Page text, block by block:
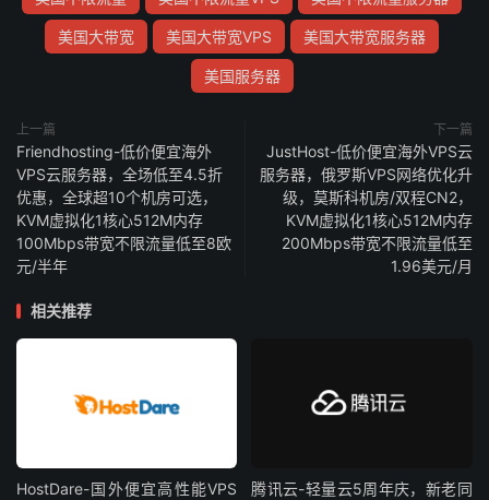
美国大带宽 美国大带宽VPS 美国大带宽服务器
美国服务器
上一篇
Friendhosting-低价便宜海外
VPS云服务器，全场低至4.5折
优惠，全球超10个机房可选，
KVM虚拟化1核心512M内存
100Mbps带宽不限流量低至8欧
元/半年
下一篇
JustHost-低价便宜海外VPS云
服务器，俄罗斯VPS网络优化升
级，莫斯科机房/双程CN2，
KVM虚拟化1核心512M内存
200Mbps带宽不限流量低至
1.96美元/月
相关推荐
HostDare-国外便宜高性能VPS
腾讯云-轻量云5周年庆，新老同